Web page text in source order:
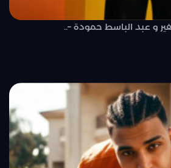
و عبد الباسط حمودة –..